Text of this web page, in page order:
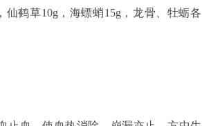
仙鹤草10g，海螵蛸15g，龙骨、牡蛎各